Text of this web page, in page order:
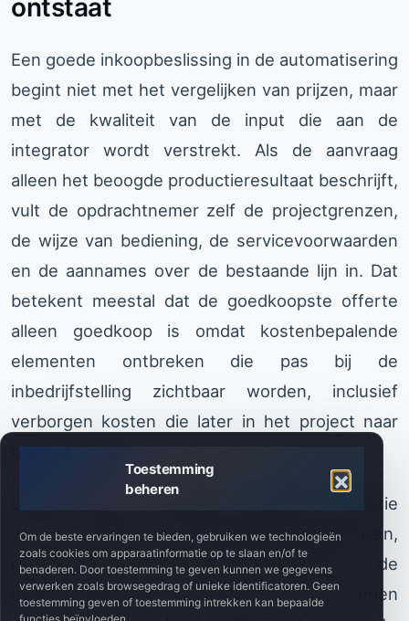
Toestemming
beheren
Om de beste ervaringen te bieden, gebruiken we technologieën
zoals cookies om apparaatinformatie op te slaan en/of te
benaderen. Door toestemming te geven kunnen we gegevens
verwerken zoals browsegedrag of unieke identificatoren. Geen
toestemming geven of toestemming intrekken kan bepaalde
ontstaat
Een goede inkoopbeslissing in de automatisering
begint niet met het vergelijken van prijzen, maar
met de kwaliteit van de input die aan de
integrator wordt verstrekt. Als de aanvraag
alleen het beoogde productieresultaat beschrijft,
vult de opdrachtnemer zelf de projectgrenzen,
de wijze van bediening, de servicevoorwaarden
en de aannames over de bestaande lijn in. Dat
betekent meestal dat de goedkoopste offerte
alleen goedkoop is omdat kostenbepalende
elementen ontbreken die pas bij de
inbedrijfstelling zichtbaar worden, inclusief
verborgen kosten die later in het project naar
boven komen.
Daarom moet de fabriek niet alleen de functie
van de machine of modernisering beschrijven,
maar ook de procesbeperkingen, de
bedieningseisen, de interfaces met systemen